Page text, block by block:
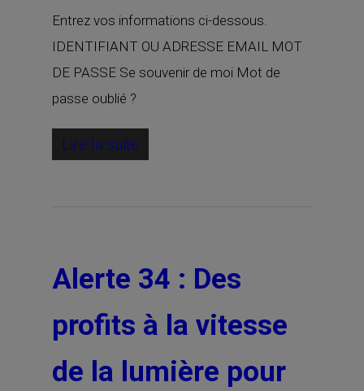
Entrez vos informations ci-dessous.
IDENTIFIANT OU ADRESSE EMAIL MOT
DE PASSE Se souvenir de moi Mot de
passe oublié ?
Lire la suite
Alerte 34 : Des
profits à la vitesse
de la lumière pour